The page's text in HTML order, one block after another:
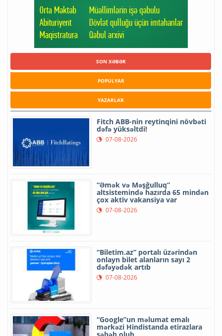
SON XƏBƏR
POPULYAR
YAZARLAR
Fitch ABB-nin reytinqini növbəti
dəfə yüksəltdi!
07-08-2026
“Əmək və Məşğulluq”
altsistemində hazırda 65 mindən
çox aktiv vakansiya var
07-08-2026
“Biletim.az” portalı üzərindən
onlayn bilet alanların sayı 2
dəfəyədək artıb
07-08-2026
“Google”un məlumat emalı
mərkəzi Hindistanda etirazlara
səbəb olub